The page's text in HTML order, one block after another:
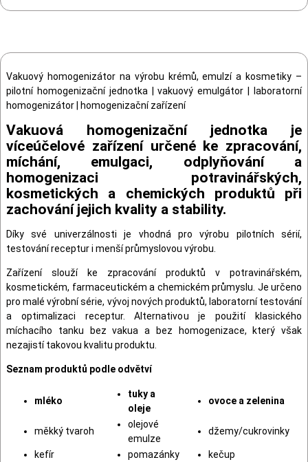
Vakuový homogenizátor na výrobu krémů, emulzí a kosmetiky –
pilotní homogenizační jednotka | vakuový emulgátor | laboratorní
homogenizátor | homogenizační zařízení
Vakuová homogenizační jednotka je
víceúčelové zařízení určené ke zpracování,
míchání, emulgaci, odplyňování a
homogenizaci potravinářských,
kosmetických a chemických produktů při
zachování jejich kvality a stability.
Díky své univerzálnosti je vhodná pro výrobu pilotních sérií,
testování receptur i menší průmyslovou výrobu.
Zařízení slouží ke zpracování produktů v potravinářském,
kosmetickém, farmaceutickém a chemickém průmyslu. Je určeno
pro malé výrobní série, vývoj nových produktů, laboratorní testování
a optimalizaci receptur. Alternativou je použití klasického
míchacího tanku bez vakua a bez homogenizace, který však
nezajistí takovou kvalitu produktu.
Seznam produktů podle odvětví
mléko
tuky a
oleje
ovoce a zelenina
měkký tvaroh
olejové
emulze
džemy/cukrovinky
kefír pomazánky
kečup